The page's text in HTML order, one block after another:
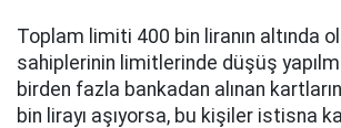
Toplam limiti 400 bin liranın altında
sahiplerinin limitlerinde düşüş
birden fazla bankadan alınan
bin lirayı aşıyorsa, bu kişiler istisna